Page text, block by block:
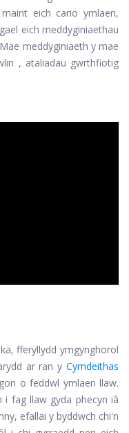
eich cario ymlaen,
eich meddyginiaethau
meddyginiaeth y mae
, ataliadau gwrthfiotig
fferyllydd ymgynghorol
ar ran y Cymdeithas
o feddwl ymlaen llaw.
fag llaw gyda phecyn iâ
efallai y byddwch chi'n